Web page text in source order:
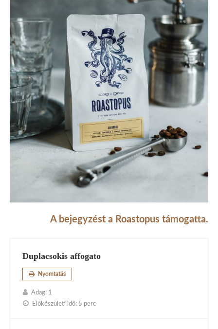
A bejegyzést a Roastopus támogatta.
Duplacsokis affogato
Nyomtatás
Adag: 1
Előkészületi idő: 5 perc